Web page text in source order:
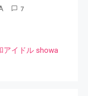
7
アイドル showa